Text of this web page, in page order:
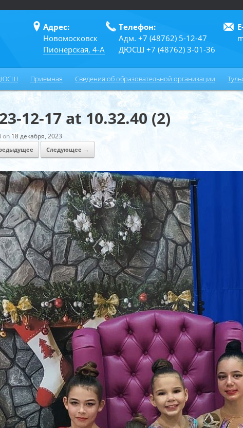
Адрес:
Новомосковск
Пионерская, 4-А
Телефон:
Адм. +7 (48762) 5-12-47
ДЮСШ +7 (48762) 3-01-36
Приемная Сведения об образовательной организации
12-17 at 10.32.40 (2)
on 18 декабря, 2023
Следующее →